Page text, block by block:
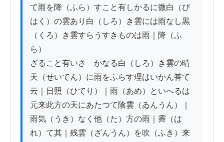
て雨を降（ふら）すこと有しかるに微白（び
はく）の雲あり白（しろ）き雲には雨なし黒
（くろ）き雲すらうすきものは雨｜降（ふ
ら）
ざること有いさゝかなる白（しろ）き雲の晴
天（せいてん）に雨をふらす理はいかん答て
云｜日照（ひてり）｜雨（あめ）といへるは
元来此方の天にあたつて陰雲（ゐんうん）｜
雨気（うき）なく他（た）方の雨｜霽（は
れ）て其｜残雲（ざんうん）を吹（ふき）来